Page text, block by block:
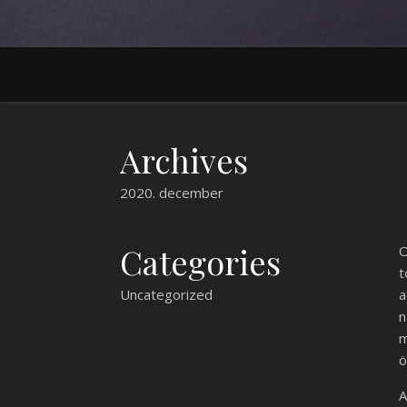
Archives
2020. december
Categories
Uncategorized